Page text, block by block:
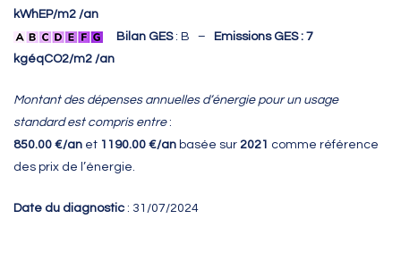
kWhEP/m2 /an
Bilan GES: B – Emissions GES : 7
kgéqCO2/m2 /an
Montant des dépenses annuelles d’énergie pour un usage
standard est compris entre:
850.00 €/an et 1190.00 €/an basée sur 2021 comme référence
des prix de l’énergie.
Date du diagnostic : 31/07/2024